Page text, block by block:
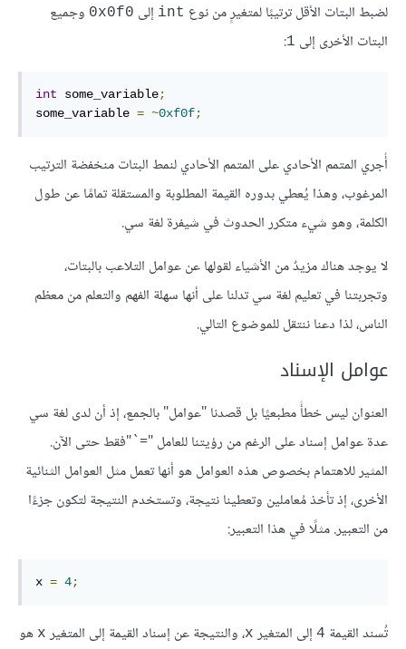
لضبط البتات الأقل ترتيبًا لمتغيرٍ من نوع int إلى 0x0f0 وجميع
البتات الأخرى إلى 1
:
int some_variable;
some_variable = ~0xf0f;
أُجري المتمم الأحادي على المتمم الأحادي لنمط البتات منخفضة الترتيب
المرغوب، وهذا يُعطي بدوره القيمة المطلوبة والمستقلة تمامًا عن طول
الكلمة، وهو شيء متكرر الحدوث في شيفرة لغة سي.
لا يوجد هناك مزيدٌ من الأشياء لقولها عن عوامل التلاعب بالبتات،
وتجربتنا في تعليم لغة سي تدلنا على أنها سهلة الفهم والتعلم من معظم
الناس، لذا دعنا ننتقل للموضوع التالي.
عوامل الإسناد
العنوان ليس خطأً مطبعيًا بل قصدنا "عوامل" بالجمع، إذ أن لدى لغة سي
عدة عوامل إسناد على الرغم من رؤيتنا للعامل "=`"فقط حتى الآن.
المثير للاهتمام بخصوص هذه العوامل هو أنها تعمل مثل العوامل الثنائية
الأخرى، إذ تأخذ مُعاملين وتعطينا نتيجة، وتستخدم النتيجة لتكون جزءًا
من التعبير. مثلًا في هذا التعبير:
x = 4;
تُسند القيمة 4 إلى المتغير x، والنتيجة عن إسناد القيمة إلى المتغير x هو